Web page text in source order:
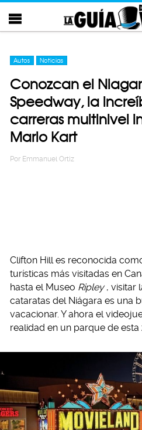
Autos Noticias
Conozcan el
Speedway, la
carreras multinivel
Mario Kart
Por Emmanuel Ortiz
Clifton Hill es reconocida
turísticas más visitadas en
hasta el Museo Ripley , visitar
cataratas del Niágara es una
vacacionar. Y ahora el
realidad en un parque de esta